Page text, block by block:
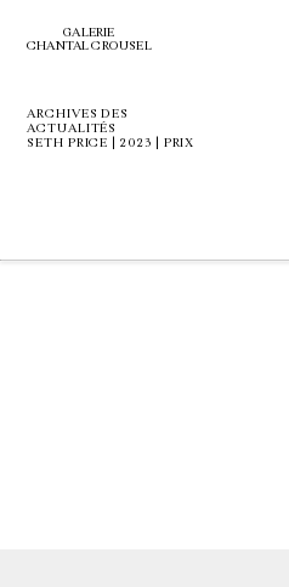
GALERIE
CHANTAL CROUSEL
ARCHIVES DES
ACTUALITÉS
SETH PRICE | 2023 | PRIX